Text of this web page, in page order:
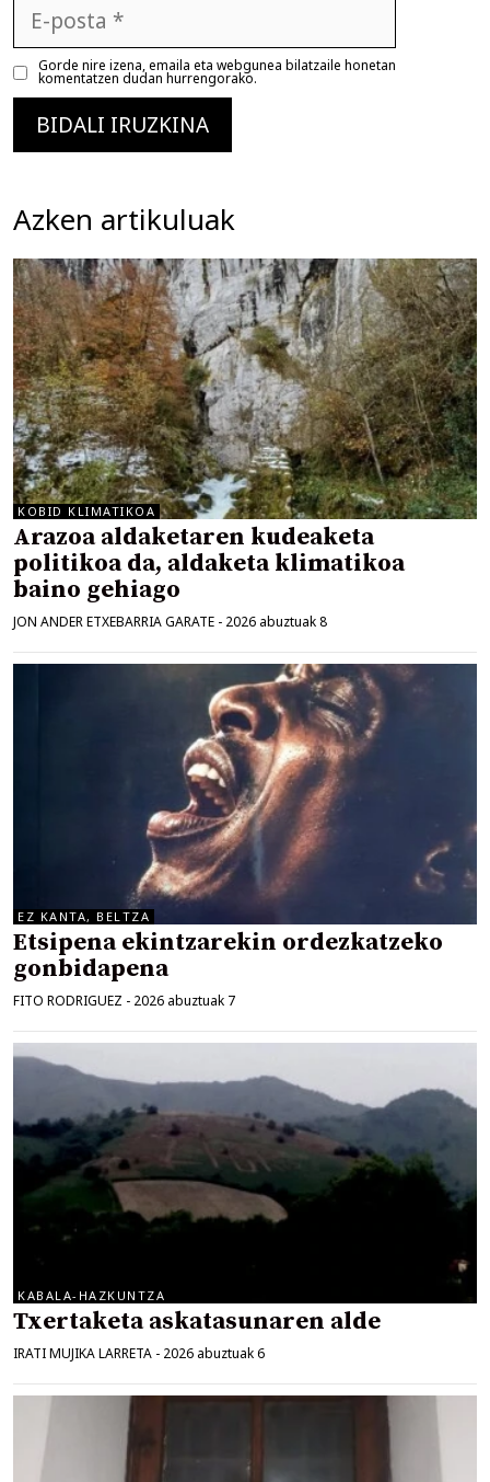
posta
Gorde nire izena, emaila eta webgunea bilatzaile honetan
komentatzen dudan hurrengorako.
Azken artikuluak
KOBID KLIMATIKOA
Arazoa aldaketaren kudeaketa
politikoa da, aldaketa klimatikoa
baino gehiago
JON ANDER ETXEBARRIA GARATE - 2026 abuztuak 8
EZ KANTA, BELTZA
Etsipena ekintzarekin ordezkatzeko
gonbidapena
FITO RODRIGUEZ - 2026 abuztuak 7
KABALA-HAZKUNTZA
Txertaketa askatasunaren alde
IRATI MUJIKA LARRETA - 2026 abuztuak 6